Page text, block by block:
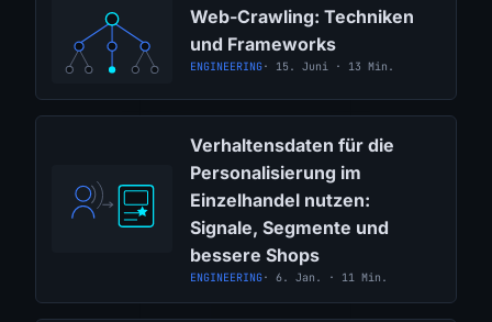
Web-Crawling: Techniken
und Frameworks
ENGINEERING· 15. Juni · 13 Min.
Verhaltensdaten für die
Personalisierung im
Einzelhandel nutzen:
Signale, Segmente und
bessere Shops
ENGINEERING· 6. Jan. · 11 Min.